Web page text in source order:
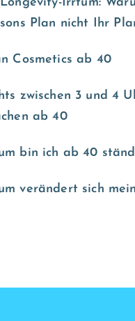
Plan nicht Ihr
Cosmetics ab 40
zwischen 3 und 4
ab 40
bin ich ab 40
verändert sich